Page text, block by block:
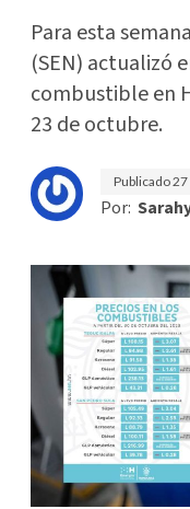
Para esta
(SEN) actualizó
combustible en
23 de octubre.
Publicado27
Por: